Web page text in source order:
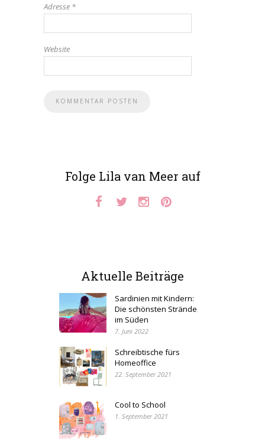
Adresse *
Website
Folge Lila van Meer auf
Aktuelle Beiträge
Sardinien mit Kindern:
Die schönsten Strände
im Süden
7. Juni 2022
Schreibtische fürs
Homeoffice
22. September 2021
Cool to School
1. September 2021